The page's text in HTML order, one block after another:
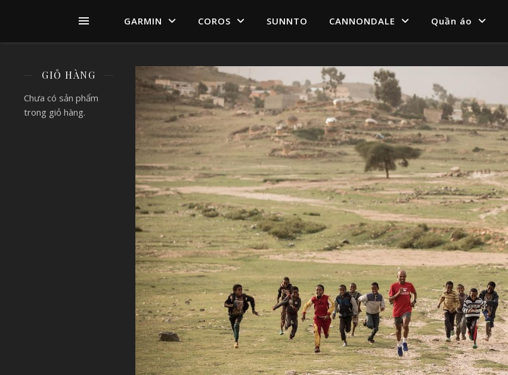
GARMIN COROS SUNNTO CANNONDALE Quần áo
GIỎ HÀNG
Chưa có sản phẩm
trong giỏ hàng.